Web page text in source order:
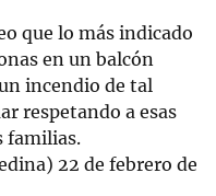
que lo más indicado
en un balcón
incendio de tal
respetando a esas
familias.
22 de febrero de